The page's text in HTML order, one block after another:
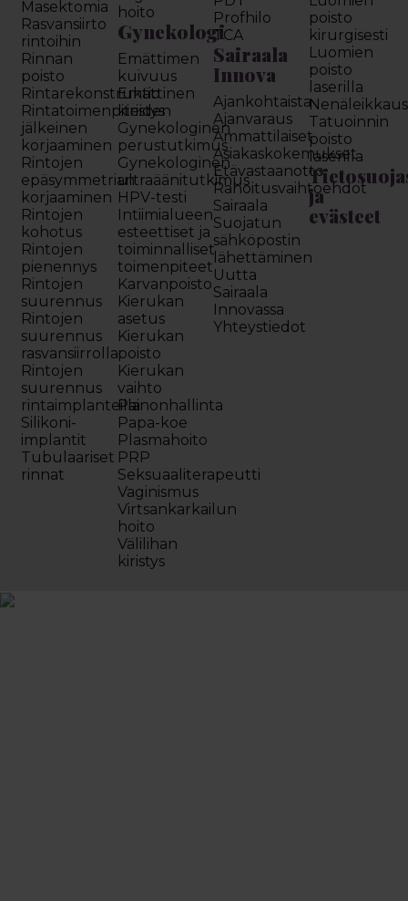
Masektomia
Rasvansiirto
rintoihin
Rinnan
poisto
Rintarekonstruktio
Rintatoimenpiteiden
jälkeinen
korjaaminen
Rintojen
epäsymmetrian
korjaaminen
Rintojen
kohotus
Rintojen
pienennys
Rintojen
suurennus
Rintojen
suurennus
rasvansiirrolla
Rintojen
suurennus
rintaimplanteilla
Silikoni-
implantit
Tubulaariset
rinnat
hoito
Gynekologi
Emättimen
kuivuus
Emättinen
kiristys
Gynekologinen
perustutkimus
Gynekologinen
ultraäänitutkimus
HPV-testi
Intiimialueen
esteettiset ja
toiminnalliset
toimenpiteet
Karvanpoisto
Kierukan
asetus
Kierukan
poisto
Kierukan
vaihto
Painonhallinta
Papa-koe
Plasmahoito
PRP
Seksuaaliterapeutti
Vaginismus
Virtsankarkailun
hoito
Välilihan
kiristys
Profhilo
TCA
Sairaala
Innova
Ajankohtaista
Ajanvaraus
Ammattilaiset
Asiakaskokemukset
Etävastaanotto
Rahoitusvaihtoehdot
Sairaala
Suojatun
sähköpostin
lähettäminen
Uutta
Sairaala
Innovassa
Yhteystiedot
poisto
kirurgisesti
Luomien
poisto
laserilla
Nenäleikkaus
Tatuoinnin
poisto
laserilla
ja
evästeet